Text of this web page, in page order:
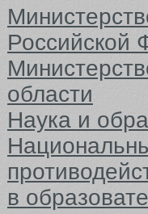
Российской
области
Наука и
в